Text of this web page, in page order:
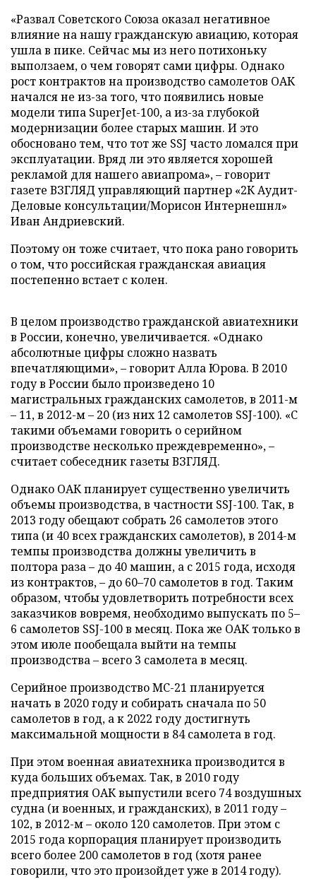
«Развал Советского Союза оказал негативное
влияние на нашу гражданскую авиацию, которая
ушла в пике. Сейчас мы из него потихоньку
выползаем, о чем говорят сами цифры. Однако
рост контрактов на производство самолетов ОАК
начался не из-за того, что появились новые
модели типа SuperJet-100, а из-за глубокой
модернизации более старых машин. И это
обосновано тем, что тот же SSJ часто ломался при
эксплуатации. Вряд ли это является хорошей
рекламой для нашего авиапрома», – говорит
газете ВЗГЛЯД управляющий партнер «2К Аудит-
Деловые консультации/Морисон Интернешнл»
Иван Андриевский.
Поэтому он тоже считает, что пока рано говорить
о том, что российская гражданская авиация
постепенно встает с колен.
В целом производство гражданской авиатехники
в России, конечно, увеличивается. «Однако
абсолютные цифры сложно назвать
впечатляющими», – говорит Алла Юрова. В 2010
году в России было произведено 10
магистральных гражданских самолетов, в 2011-м
– 11, в 2012-м – 20 (из них 12 самолетов SSJ-100). «С
такими объемами говорить о серийном
производстве несколько преждевременно», –
считает собеседник газеты ВЗГЛЯД.
Однако ОАК планирует существенно увеличить
объемы производства, в частности SSJ-100. Так, в
2013 году обещают собрать 26 самолетов этого
типа (и 40 всех гражданских самолетов), в 2014-м
темпы производства должны увеличить в
полтора раза – до 40 машин, а с 2015 года, исходя
из контрактов, – до 60–70 самолетов в год. Таким
образом, чтобы удовлетворить потребности всех
заказчиков вовремя, необходимо выпускать по 5–
6 самолетов SSJ-100 в месяц. Пока же ОАК только в
этом июле пообещала выйти на темпы
производства – всего 3 самолета в месяц.
Серийное производство МС-21 планируется
начать в 2020 году и собирать сначала по 50
самолетов в год, а к 2022 году достигнуть
максимальной мощности в 84 самолета в год.
При этом военная авиатехника производится в
куда больших объемах. Так, в 2010 году
предприятия ОАК выпустили всего 74 воздушных
судна (и военных, и гражданских), в 2011 году –
102, в 2012-м – около 120 самолетов. При этом с
2015 года корпорация планирует производить
всего более 200 самолетов в год (хотя ранее
говорили, что это произойдет уже в 2014 году).